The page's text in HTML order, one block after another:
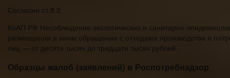
Согласно ст.8.2.
КоАП РФ Несоблюдение экологических и санитарно-
размещении и ином обращении с отходами производства и
лиц — от десяти тысяч до тридцати тысяч рублей.
Образцы жалоб (заявлений) в Роспотребнадзор